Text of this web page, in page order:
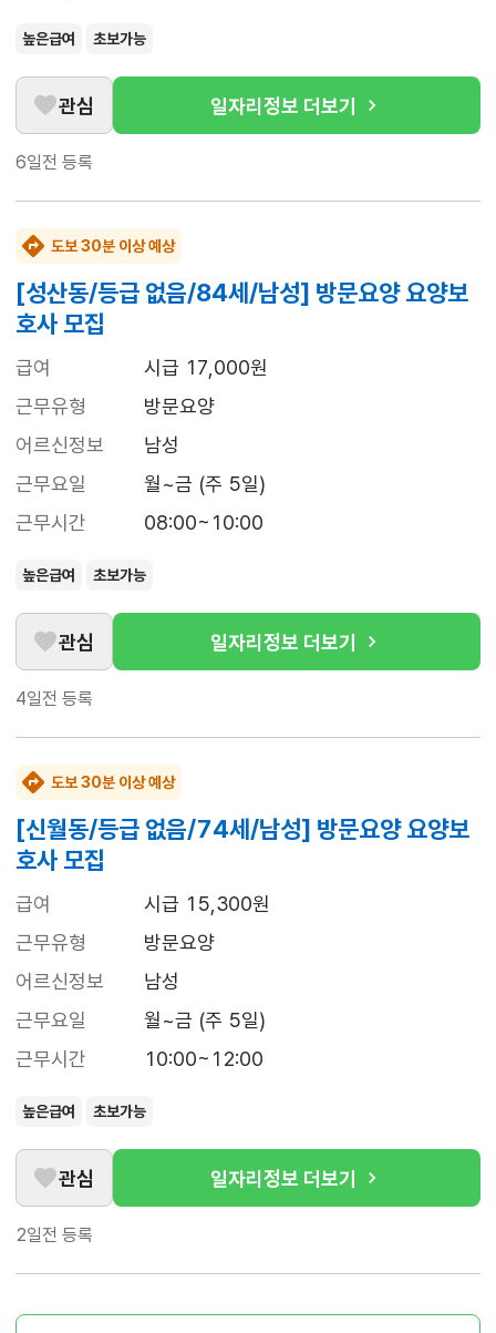
높은급여 초보가능
관심 일자리정보 더보기
6일전 등록
도보 30분 이상 예상
[성산동/등급 없음/84세/남성] 방문요양 요양보
호사 모집
급여
시급 17,000원
근무유형
방문요양
어르신정보
남성
근무요일
월~금 (주 5일)
근무시간
08:00~10:00
높은급여 초보가능
관심 일자리정보 더보기
4일전 등록
도보 30분 이상 예상
[신월동/등급 없음/74세/남성] 방문요양 요양보
호사 모집
급여
시급 15,300원
근무유형
방문요양
어르신정보
남성
근무요일
월~금 (주 5일)
근무시간
10:00~12:00
높은급여 초보가능
관심 일자리정보 더보기
2일전 등록